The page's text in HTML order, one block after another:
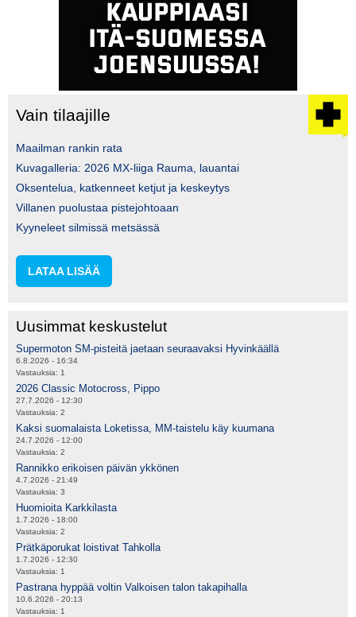
Vain tilaajille
Maailman rankin rata
Kuvagalleria: 2026 MX-liiga Rauma, lauantai
Oksentelua, katkenneet ketjut ja keskeytys
Villanen puolustaa pistejohtoaan
Kyyneleet silmissä metsässä
LATAA LISÄÄ
Uusimmat keskustelut
Supermoton SM-pisteitä jaetaan seuraavaksi Hyvinkäällä
6.8.2026 - 16:34
Vastauksia: 1
2026 Classic Motocross, Pippo
27.7.2026 - 12:30
Vastauksia: 2
Kaksi suomalaista Loketissa, MM-taistelu käy kuumana
24.7.2026 - 12:00
Vastauksia: 2
Rannikko erikoisen päivän ykkönen
4.7.2026 - 21:49
Vastauksia: 3
Huomioita Karkkilasta
1.7.2026 - 18:00
Vastauksia: 2
Prätkäporukat loistivat Tahkolla
1.7.2026 - 12:30
Vastauksia: 1
Pastrana hyppää voltin Valkoisen talon takapihalla
10.6.2026 - 20:13
Vastauksia: 1